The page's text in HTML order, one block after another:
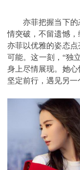
亦菲把握当下的
情突破，不留遗憾
亦菲以优雅的姿态
可能。这一刻，“独
身上尽情展现。她
坚定前行，遇见另一